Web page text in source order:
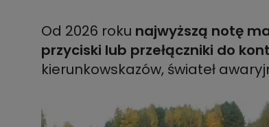
Od 2026 roku najwyższą notę
przyciski lub przełączniki do
kierunkowskazów, świateł